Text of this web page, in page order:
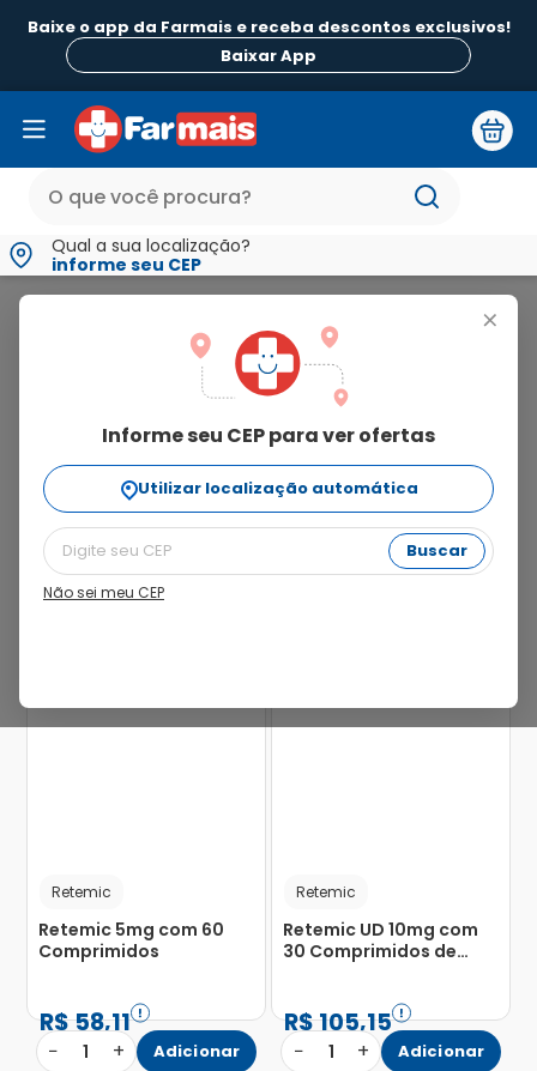
Baixe o app da Farmais e receba descontos exclusivos!
Baixar App
Qual a sua localização?
informe seu CEP
+
Informe seu CEP para ver ofertas
Utilizar localização automática
Buscar
Não sei meu CEP
Ordenar Por
relevância
25%
Retemic
Retemic 5mg com 60
Comprimidos
R$58,11
− 1 + Adicionar
Retemic
Retemic UD 10mg com
30 Comprimidos de
R$105,15
− 1 + Adicionar